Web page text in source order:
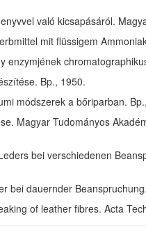
való kicsapásáról.
mit flüssigem
enzymjének
Bp., 1950.
módszerek a bőriparban.
Magyar Tudományos
bei verschiedenen
bei dauernder
of leather fibres. Acta